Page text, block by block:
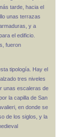
tarde, hacia el
unas terrazas
y a
el edificio.
fueron
tipología. Hay el
tres niveles
unas escaleras de
la capilla de San
en donde se
de los siglos, y la